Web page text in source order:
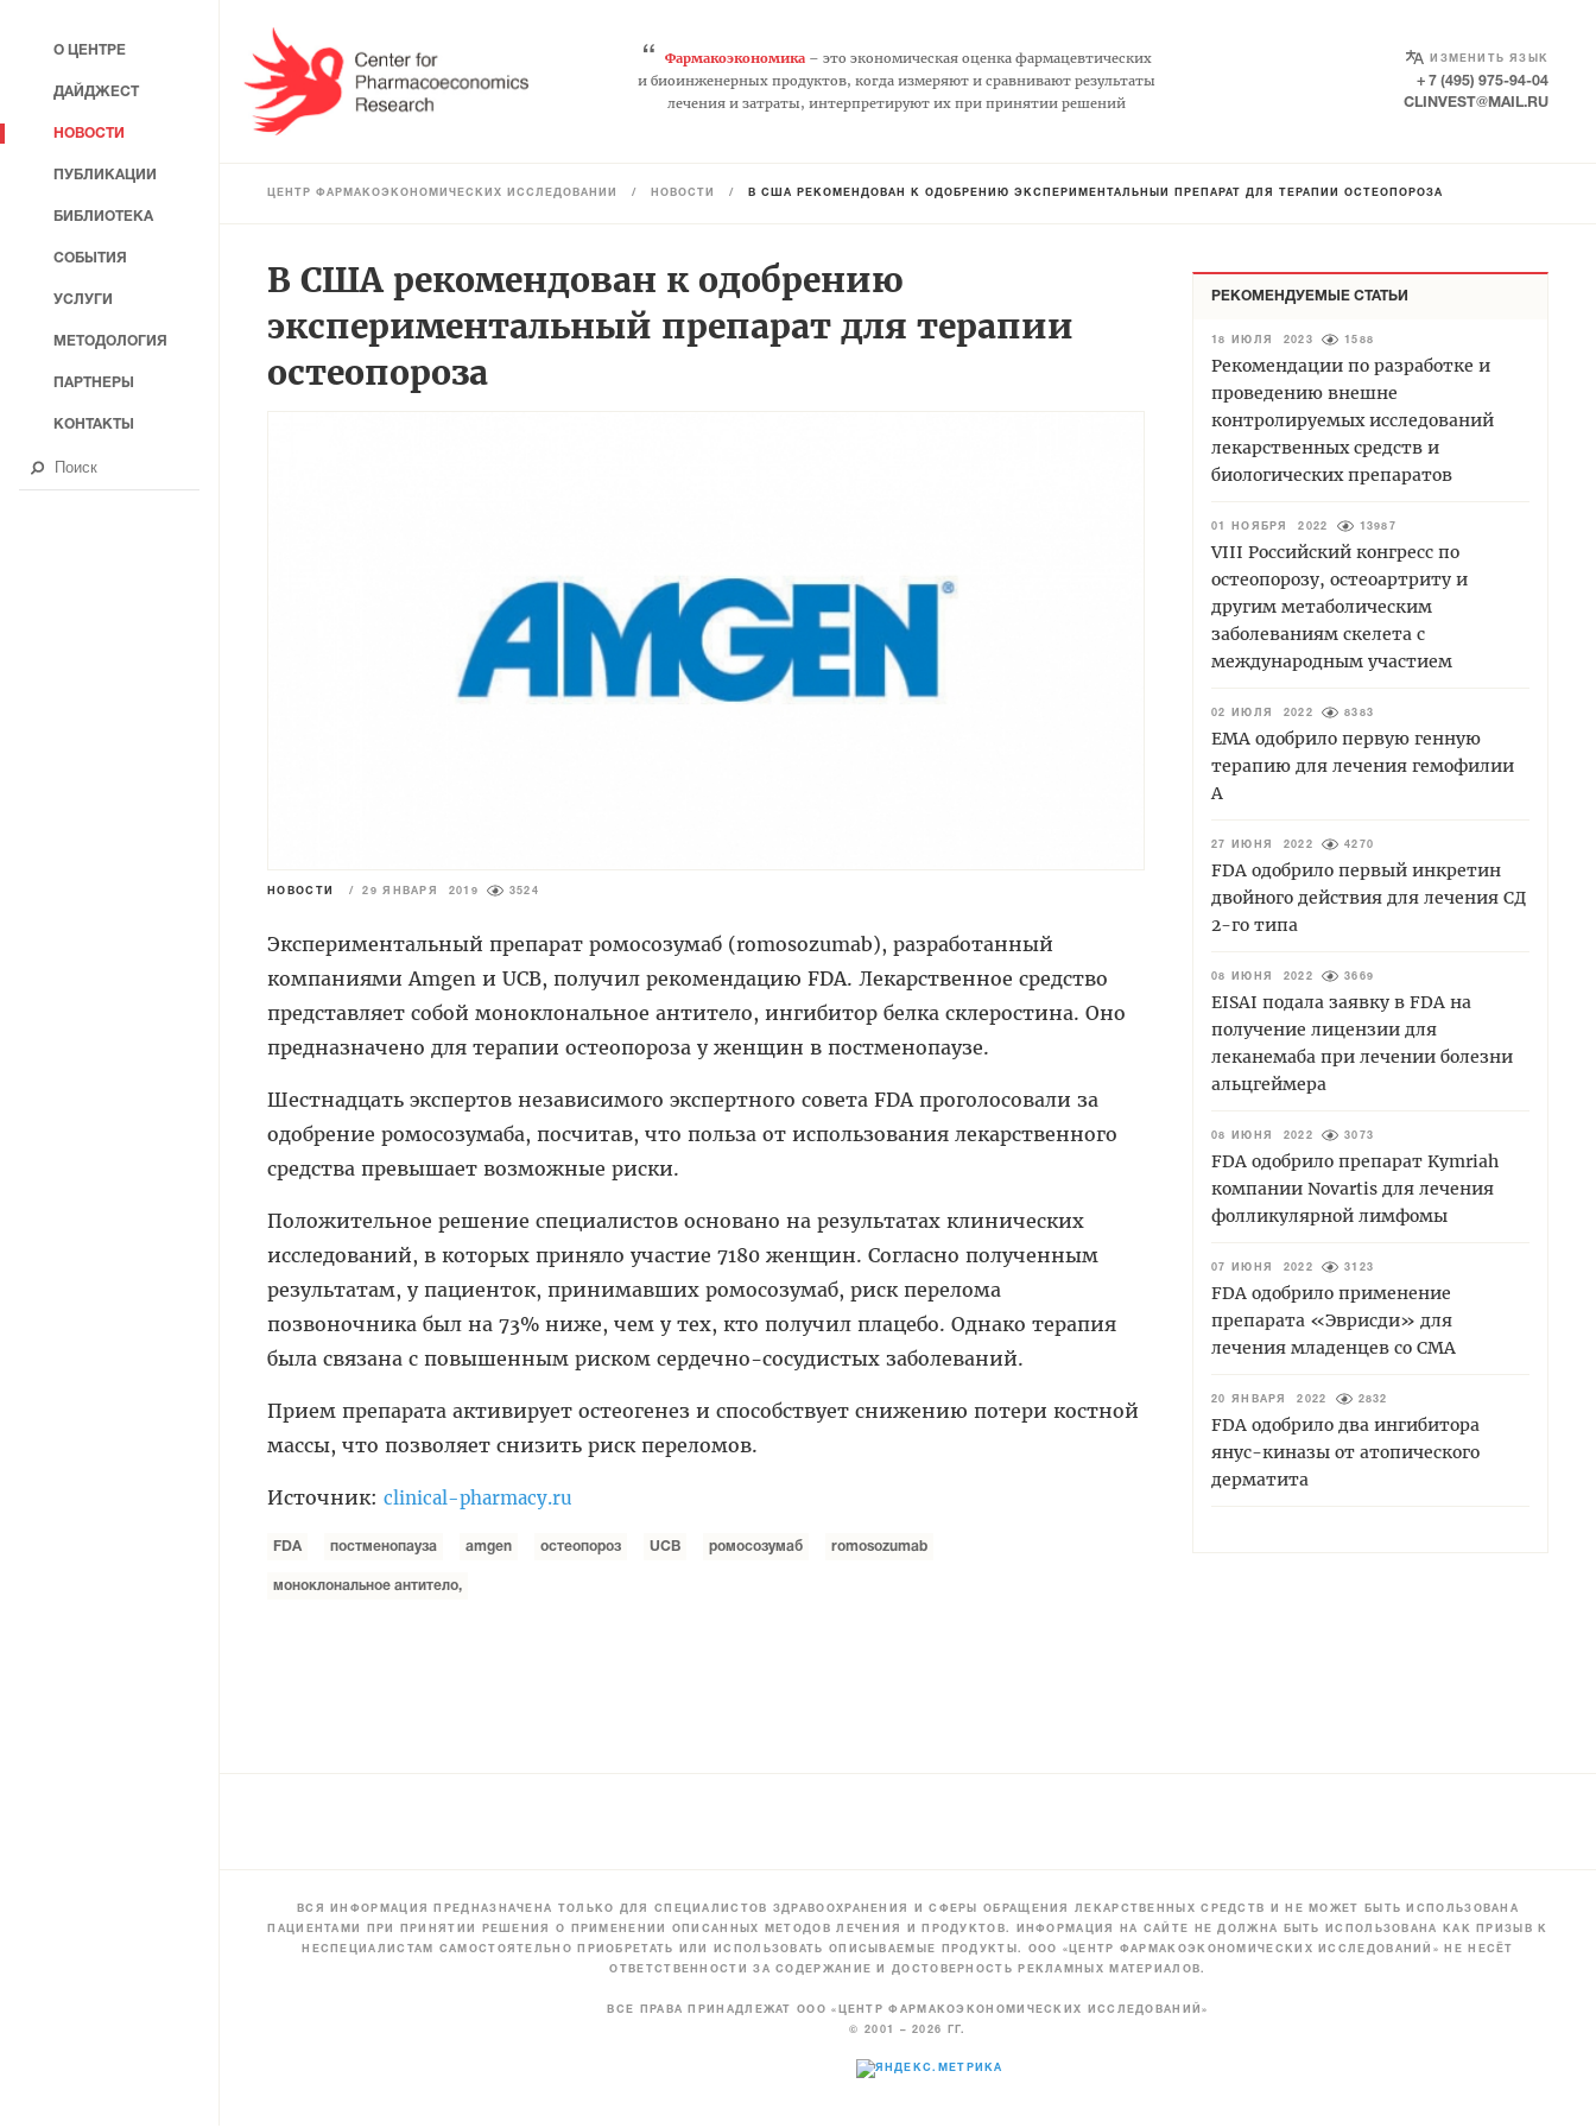
“ Фармакоэкономика– это экономическая оценка фармацевтических
и биоинженерных продуктов, когда измеряют и сравнивают результаты
лечения и затраты, интерпретируют их при принятии решений
ИЗМЕНИТЬ ЯЗЫК
SELECT LANGUAGE
+ 7 (495) 975-94-04
CLINVEST@MAIL.RU
ЦЕНТР ФАРМАКОЭКОНОМИЧЕСКИХ ИССЛЕДОВАНИЙ / НОВОСТИ / В США РЕКОМЕНДОВАН К ОДОБРЕНИЮ ЭКСПЕРИМЕНТАЛЬНЫЙ ПРЕПАРАТ ДЛЯ ТЕРАПИИ ОСТЕОПОРОЗА
В США рекомендован к одобрению
экспериментальный препарат для терапии
остеопороза
НОВОСТИ / 29 ЯНВАРЯ 2019 3524
Экспериментальный препарат ромосозумаб (romosozumab), разработанный
компаниями Amgen и UCB, получил рекомендацию FDA. Лекарственное средство
представляет собой моноклональное антитело, ингибитор белка склеростина. Оно
предназначено для терапии остеопороза у женщин в постменопаузе.
Шестнадцать экспертов независимого экспертного совета FDA проголосовали за
одобрение ромосозумаба, посчитав, что польза от использования лекарственного
средства превышает возможные риски.
Положительное решение специалистов основано на результатах клинических
исследований, в которых приняло участие 7180 женщин. Согласно полученным
результатам, у пациенток, принимавших ромосозумаб, риск перелома
позвоночника был на 73% ниже, чем у тех, кто получил плацебо. Однако терапия
была связана с повышенным риском сердечно-сосудистых заболеваний.
Прием препарата активирует остеогенез и способствует снижению потери костной
массы, что позволяет снизить риск переломов.
Источник: clinical-pharmacy.ru
FDA постменопауза amgen остеопороз UCB ромосозумаб romosozumab
моноклональное антитело,
РЕКОМЕНДУЕМЫЕ СТАТЬИ
18 ИЮЛЯ 2023 1588
Рекомендации по разработке и
проведению внешне
контролируемых исследований
лекарственных средств и
биологических препаратов
01 НОЯБРЯ 2022 13987
VIII Российский конгресс по
остеопорозу, остеоартриту и
другим метаболическим
заболеваниям скелета с
международным участием
02 ИЮЛЯ 2022 8383
EMA одобрило первую генную
терапию для лечения гемофилии
А
27 ИЮНЯ 2022 4270
FDA одобрило первый инкретин
двойного действия для лечения СД
2-го типа
08 ИЮНЯ 2022 3669
EISAI подала заявку в FDA на
получение лицензии для
леканемаба при лечении болезни
альцгеймера
08 ИЮНЯ 2022 3073
FDA одобрило препарат Kymriah
компании Novartis для лечения
фолликулярной лимфомы
07 ИЮНЯ 2022 3123
FDA одобрило применение
препарата «Эврисди» для
лечения младенцев со СМА
20 ЯНВАРЯ 2022 2832
FDA одобрило два ингибитора
янус-киназы от атопического
дерматита
ВСЯ ИНФОРМАЦИЯ ПРЕДНАЗНАЧЕНА ТОЛЬКО ДЛЯ СПЕЦИАЛИСТОВ ЗДРАВООХРАНЕНИЯ И СФЕРЫ ОБРАЩЕНИЯ ЛЕКАРСТВЕННЫХ СРЕДСТВ И НЕ МОЖЕТ БЫТЬ ИСПОЛЬЗОВАНА
ПАЦИЕНТАМИ ПРИ ПРИНЯТИИ РЕШЕНИЯ О ПРИМЕНЕНИИ ОПИСАННЫХ МЕТОДОВ ЛЕЧЕНИЯ И ПРОДУКТОВ. ИНФОРМАЦИЯ НА САЙТЕ НЕ ДОЛЖНА БЫТЬ ИСПОЛЬЗОВАНА КАК ПРИЗЫВ К
НЕСПЕЦИАЛИСТАМ САМОСТОЯТЕЛЬНО ПРИОБРЕТАТЬ ИЛИ ИСПОЛЬЗОВАТЬ ОПИСЫВАЕМЫЕ ПРОДУКТЫ. ООО «ЦЕНТР ФАРМАКОЭКОНОМИЧЕСКИХ ИССЛЕДОВАНИЙ» НЕ НЕСЁТ
ОТВЕТСТВЕННОСТИ ЗА СОДЕРЖАНИЕ И ДОСТОВЕРНОСТЬ РЕКЛАМНЫХ МАТЕРИАЛОВ.
ВСЕ ПРАВА ПРИНАДЛЕЖАТ ООО «ЦЕНТР ФАРМАКОЭКОНОМИЧЕСКИХ ИССЛЕДОВАНИЙ»
© 2001 – 2026 ГГ.
О ЦЕНТРЕ
ДАЙДЖЕСТ
НОВОСТИ
ПУБЛИКАЦИИ
БИБЛИОТЕКА
СОБЫТИЯ
УСЛУГИ
МЕТОДОЛОГИЯ
ПАРТНЕРЫ
КОНТАКТЫ